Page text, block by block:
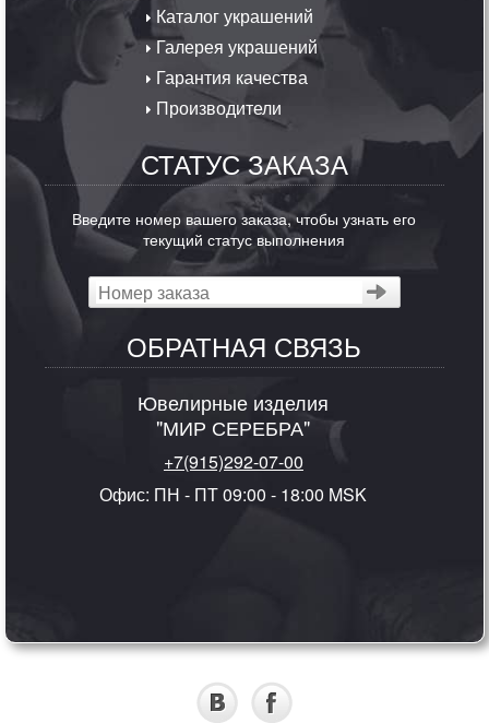
Каталог украшений
Галерея украшений
Гарантия качества
Производители
СТАТУС ЗАКАЗА
Введите номер вашего заказа, чтобы узнать его
текущий статус выполнения
ОБРАТНАЯ СВЯЗЬ
Ювелирные изделия
"МИР СЕРЕБРА"
+7(915)292-07-00
Офис: ПН - ПТ 09:00 - 18:00 MSK